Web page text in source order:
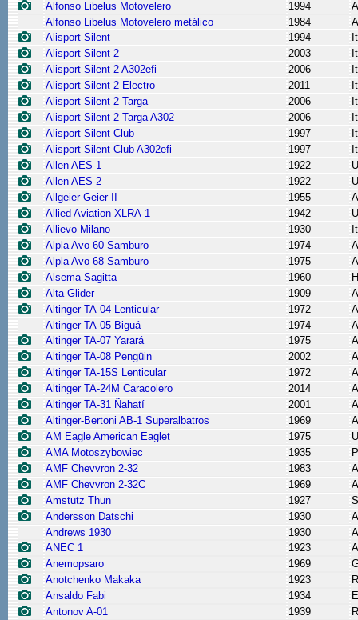
Alfonso Libelus Motovelero
1994
Alfonso Libelus Motovelero metálico
1984
Alisport Silent
1994
Alisport Silent 2
2003
Alisport Silent 2 A302efi
2006
Alisport Silent 2 Electro
2011
Alisport Silent 2 Targa
2006
Alisport Silent 2 Targa A302
2006
Alisport Silent Club
1997
Alisport Silent Club A302efi
1997
Allen AES-1
1922
Allen AES-2
1922
Allgeier Geier II
1955
Allied Aviation XLRA-1
1942
Allievo Milano
1930
Alpla Avo-60 Samburo
1974
Alpla Avo-68 Samburo
1975
Alsema Sagitta
1960
Alta Glider
1909
Altinger TA-04 Lenticular
1972
Altinger TA-05 Biguá
1974
Altinger TA-07 Yarará
1975
Altinger TA-08 Pengüin
2002
Altinger TA-15S Lenticular
1972
Altinger TA-24M Caracolero
2014
Altinger TA-31 Ñahatí
2001
Altinger-Bertoni AB-1 Superalbatros
1969
AM Eagle American Eaglet
1975
AMA Motoszybowiec
1935
AMF Chevvron 2-32
1983
AMF Chevvron 2-32C
1969
Amstutz Thun
1927
Andersson Datschi
1930
Andrews 1930
1930
ANEC 1
1923
Anemopsaro
1969
Anotchenko Makaka
1923
Ansaldo Fabi
1934
Antonov A-01
1939